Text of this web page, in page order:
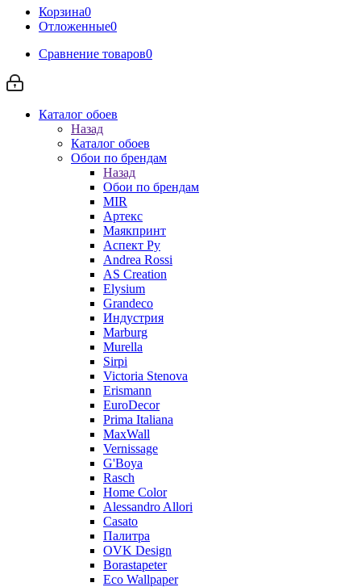
Корзина0
Отложенные0
Сравнение товаров0
Каталог обоев
Назад
Каталог обоев
Обои по брендам
Назад
Обои по брендам
MIR
Артекс
Маякпринт
Аспект Ру
Andrea Rossi
AS Creation
Elysium
Grandeco
Индустрия
Marburg
Murella
Sirpi
Victoria Stenova
Erismann
EuroDecor
Prima Italiana
MaxWall
Vernissage
G'Boya
Rasch
Home Color
Alessandro Allori
Casato
Палитра
OVK Design
Borastapeter
Eco Wallpaper